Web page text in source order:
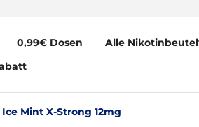
0,99€ Dosen Alle Nikotinbeutel
Mint X-Strong 12mg‎